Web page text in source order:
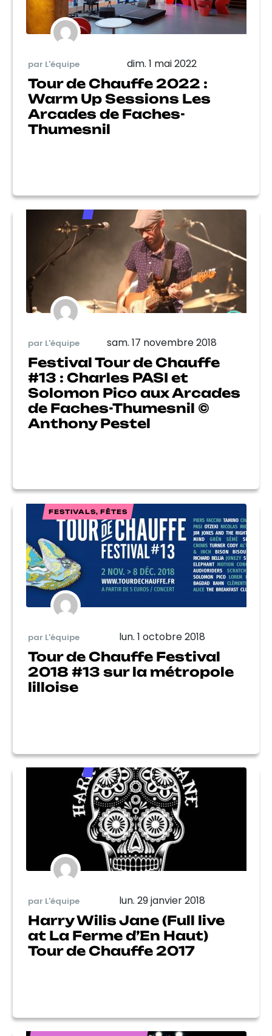
par L'équipe dim. 1 mai 2022
Tour de Chauffe 2022 :
Warm Up Sessions Les
Arcades de Faches-
Thumesnil
par L'équipe sam. 17 novembre 2018
Festival Tour de Chauffe
#13 : Charles PASI et
Solomon Pico aux Arcades
de Faches-Thumesnil ©
Anthony Pestel
FESTIVALS, FÊTES
par L'équipe lun. 1 octobre 2018
Tour de Chauffe Festival
2018 #13 sur la métropole
lilloise
par L'équipe lun. 29 janvier 2018
Harry Wilis Jane (Full live
at La Ferme d’En Haut)
Tour de Chauffe 2017